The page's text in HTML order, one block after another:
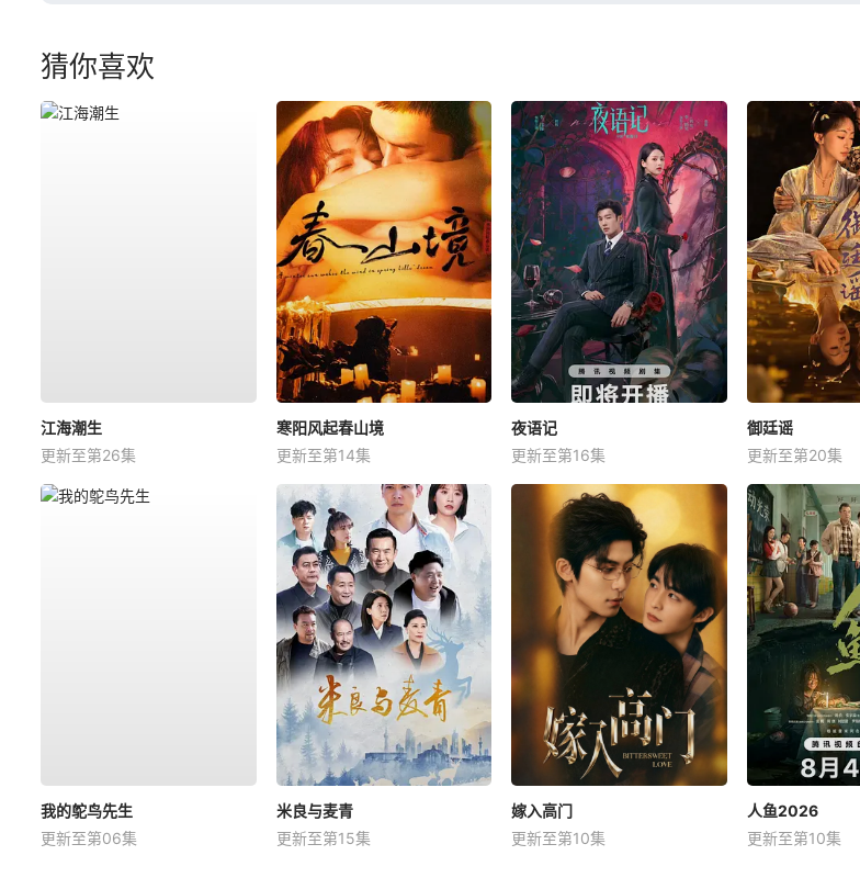
猜你喜欢
江海潮生
更新至第26集
寒阳风起春山境
更新至第14集
夜语记
更新至第16集
御廷谣
更新至第20集
我的鸵鸟先生
更新至第06集
米良与麦青
更新至第15集
嫁入高门
更新至第10集
人鱼2026
更新至第10集